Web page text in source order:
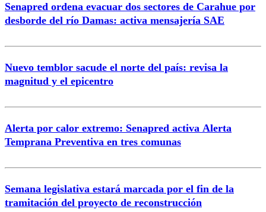
Correo
Senapred ordena evacuar dos sectores de Carahue por
desborde del río Damas: activa mensajería SAE
Nuevo temblor sacude el norte del país: revisa la
magnitud y el epicentro
Alerta por calor extremo: Senapred activa Alerta
Temprana Preventiva en tres comunas
Semana legislativa estará marcada por el fin de la
tramitación del proyecto de reconstrucción